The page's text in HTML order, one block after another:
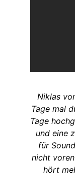
Niklas
Tage mal
Tage
und eine
für
nicht
hört